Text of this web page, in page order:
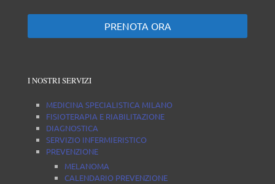
PRENOTA ORA
I NOSTRI SERVIZI
MEDICINA SPECIALISTICA MILANO
FISIOTERAPIA E RIABILITAZIONE
DIAGNOSTICA
SERVIZIO INFERMIERISTICO
PREVENZIONE
MELANOMA
CALENDARIO PREVENZIONE